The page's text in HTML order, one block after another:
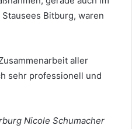
Bitburg, waren
aller
sehr professionell und
Nicole Schumacher